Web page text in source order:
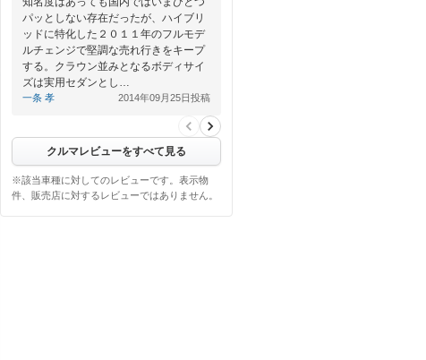
パッとしない存在だったが、ハイブリ
ッドに特化した２０１１年のフルモデ
ルチェンジで堅調な売れ行きをキープ
する。クラウン並みとなるボディサイ
ズは実用セダンとし…
一条 孝 2014年09月25日投稿
クルマレビューをすべて見る
※該当車種に対してのレビューです。表示物
件、販売店に対するレビューではありません。